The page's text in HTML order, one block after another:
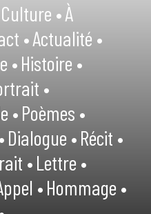
Culture •À
•Actualité •
•Histoire •
•
•Poèmes •
Dialogue •Récit •
•Lettre •
•Hommage •